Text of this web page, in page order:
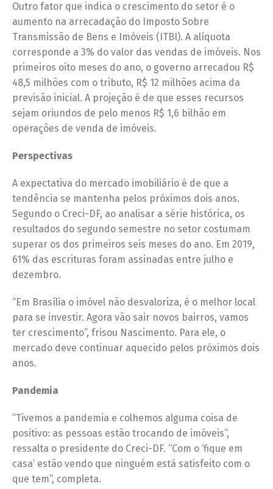
Outro fator que indica o crescimento do setor é o
aumento na arrecadação do Imposto Sobre
Transmissão de Bens e Imóveis (ITBI). A alíquota
corresponde a 3% do valor das vendas de imóveis. Nos
primeiros oito meses do ano, o governo arrecadou R$
48,5 milhões com o tributo, R$ 12 milhões acima da
previsão inicial. A projeção é de que esses recursos
sejam oriundos de pelo menos R$ 1,6 bilhão em
operações de venda de imóveis.
Perspectivas
A expectativa do mercado imobiliário é de que a
tendência se mantenha pelos próximos dois anos.
Segundo o Creci-DF, ao analisar a série histórica, os
resultados do segundo semestre no setor costumam
superar os dos primeiros seis meses do ano. Em 2019,
61% das escrituras foram assinadas entre julho e
dezembro.
“Em Brasília o imóvel não desvaloriza, é o melhor local
para se investir. Agora vão sair novos bairros, vamos
ter crescimento”, frisou Nascimento. Para ele, o
mercado deve continuar aquecido pelos próximos dois
anos.
Pandemia
“Tivemos a pandemia e colhemos alguma coisa de
positivo: as pessoas estão trocando de imóveis”,
ressalta o presidente do Creci-DF. “Com o ‘fique em
casa’ estão vendo que ninguém está satisfeito com o
que tem”, completa.